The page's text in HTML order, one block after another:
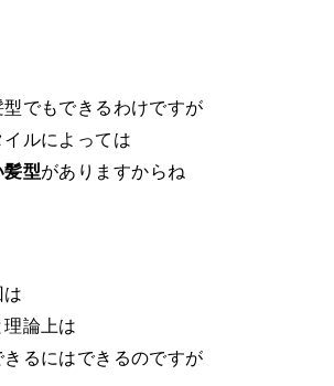
でもできるわけですが
ルによっては
型がありますからね
は
論上は
るにはできるのですが